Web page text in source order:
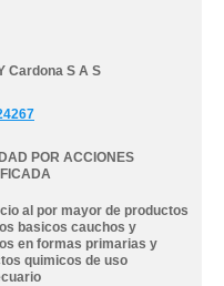
Cardona S A S
POR ACCIONES
al por mayor de productos
basicos cauchos y
en formas primarias y
quimicos de uso